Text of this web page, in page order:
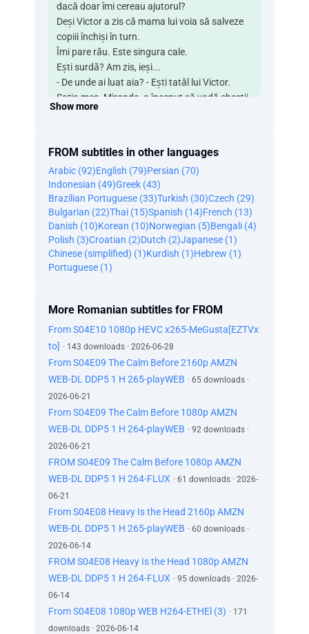
dacă doar îmi cereau ajutorul?
Deși Victor a zis că mama lui voia să salveze
copiii închiși în turn.
Îmi pare rău. Este singura cale.
Ești surdă? Am zis, ieși...
- De unde ai luat aia? - Ești tatăl lui Victor.
Soția mea, Miranda, a început să vadă chestii.
Spunea că era ca și cum ar fi fost aleasă să
Continuă să mergi înainte! Te rog!
Victor.
Nu am știut cum să ajung acasă.
Băiatul în alb încerca să-i spună lui
Christopher că, pentru a salva copiii,
trebuie să treacă prin copac.
Christopher nu voia să intre în copac,
așa că i-am spus mamei ce a zis Băiatul în alb.
Ea încerca să te protejeze.
Asta e datoria mea acum.
Noi credeam că ai murit.
Le datorezi copiilor tăi să fii aici acum.
Locul ăsta vrea să ne sperie.
Felul în care avem grijă unii de alții, cum dăm
mereu tot ce avem mai bun,
asta e ceea ce contează.
Nu ești însărcinată.
Sunt însărcinată!
Simt asta!
Nu mănânc gunoi pentru că mi-e frică!
Mă forțează să fac asta!
Orice ar fi în mine,
Pot să vă salvez pe toți.
Pot să te ajut să te întorci acasă.
Elgin, te rog!
Bebelușul Fatimei ne va salva pe toți.
N-o să-ți spună unde e.
Show more
FROM subtitles in other languages
Arabic (92)English (79)Persian (70)
Indonesian (49)Greek (43)
Brazilian Portuguese (33)Turkish (30)Czech (29)
Bulgarian (22)Thai (15)Spanish (14)French (13)
Danish (10)Korean (10)Norwegian (5)Bengali (4)
Polish (3)Croatian (2)Dutch (2)Japanese (1)
Chinese (simplified) (1)Kurdish (1)Hebrew (1)
Portuguese (1)
More Romanian subtitles for FROM
From S04E10 1080p HEVC x265-MeGusta[EZTVx
to] · 143 downloads · 2026-06-28
From S04E09 The Calm Before 2160p AMZN
WEB-DL DDP5 1 H 265-playWEB · 65 downloads ·
2026-06-21
From S04E09 The Calm Before 1080p AMZN
WEB-DL DDP5 1 H 264-playWEB · 92 downloads ·
2026-06-21
FROM S04E09 The Calm Before 1080p AMZN
WEB-DL DDP5 1 H 264-FLUX · 61 downloads · 2026-
06-21
From S04E08 Heavy Is the Head 2160p AMZN
WEB-DL DDP5 1 H 265-playWEB · 60 downloads ·
2026-06-14
FROM S04E08 Heavy Is the Head 1080p AMZN
WEB-DL DDP5 1 H 264-FLUX · 95 downloads · 2026-
06-14
From S04E08 1080p WEB H264-ETHEl (3) · 171
downloads · 2026-06-14